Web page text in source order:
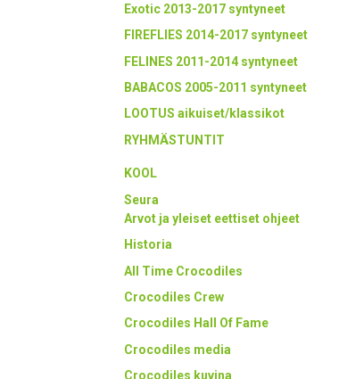
Exotic 2013-2017 syntyneet
FIREFLIES 2014-2017 syntyneet
FELINES 2011-2014 syntyneet
BABACOS 2005-2011 syntyneet
LOOTUS aikuiset/klassikot
RYHMÄSTUNTIT
KOOL
Seura
Arvot ja yleiset eettiset ohjeet
Historia
All Time Crocodiles
Crocodiles Crew
Crocodiles Hall Of Fame
Crocodiles media
Crocodiles kuvina